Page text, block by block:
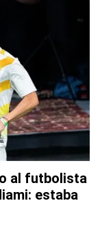
al futbolista
estaba